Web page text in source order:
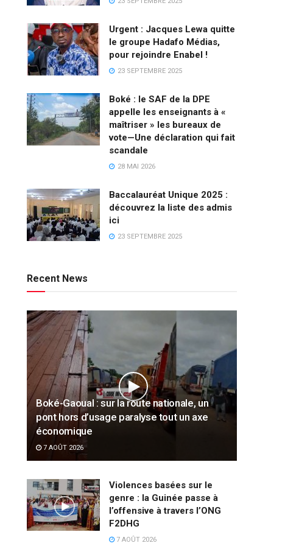
Urgent : Jacques Lewa quitte
le groupe Hadafo Médias,
pour rejoindre Enabel !
23 SEPTEMBRE 2025
Boké : le SAF de la DPE
appelle les enseignants à «
maîtriser » les bureaux de
vote—Une déclaration qui fait
scandale
28 MAI 2026
Baccalauréat Unique 2025 :
découvrez la liste des admis
ici
23 SEPTEMBRE 2025
Recent News
Boké-Gaoual : sur la route nationale, un
pont hors d’usage paralyse tout un axe
économique
7 AOÛT 2026
Violences basées sur le
genre : la Guinée passe à
l’offensive à travers l’ONG
F2DHG
7 AOÛT 2026